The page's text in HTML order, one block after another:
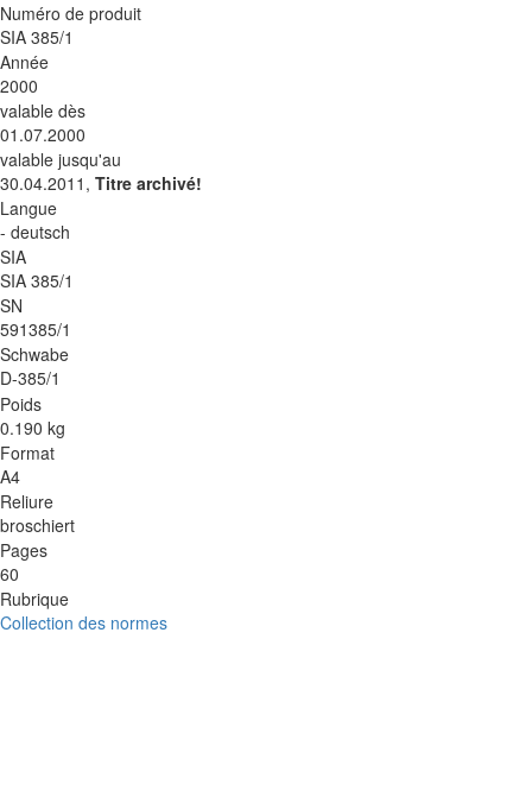
Numéro de produit
SIA 385/1
Année
2000
valable dès
01.07.2000
valable jusqu'au
30.04.2011, Titre archivé!
Langue
- deutsch
SIA
SIA 385/1
SN
591385/1
Schwabe
D-385/1
Poids
0.190 kg
Format
A4
Reliure
broschiert
Pages
60
Rubrique
Collection des normes